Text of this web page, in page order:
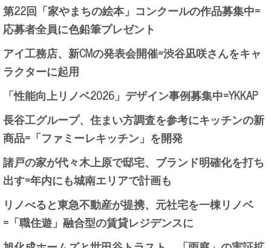
第22回「家やまちの絵本」コンクールの作品募集中=
応募者全員に色鉛筆プレゼント
アイ工務店、新CMの発表会開催=渋谷凪咲さんをキャ
ラクターに起用
「性能向上リノベ2026」デザイン事例募集中=YKKAP
長谷工グループ、住まい方調査を参考にキッチンの新
商品=「ファミーレキッチン」を開発
諸戸の家が代々木上原で邸宅、ブランド明確化を打ち
出す=年内にも城南エリアで計画も
リノべると東急不動産が提携、元社宅を一棟リノベ
=「職住遊」融合型の賃貸レジデンスに